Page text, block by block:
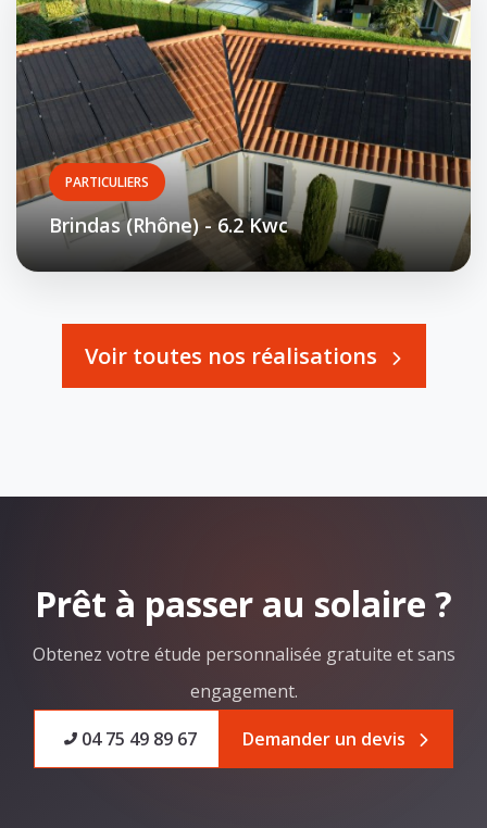
PARTICULIERS
Brindas (Rhône) - 6.2 Kwc
Voir toutes nos réalisations
Prêt à passer au solaire ?
Obtenez votre étude personnalisée gratuite et sans
engagement.
04 75 49 89 67
Demander un devis